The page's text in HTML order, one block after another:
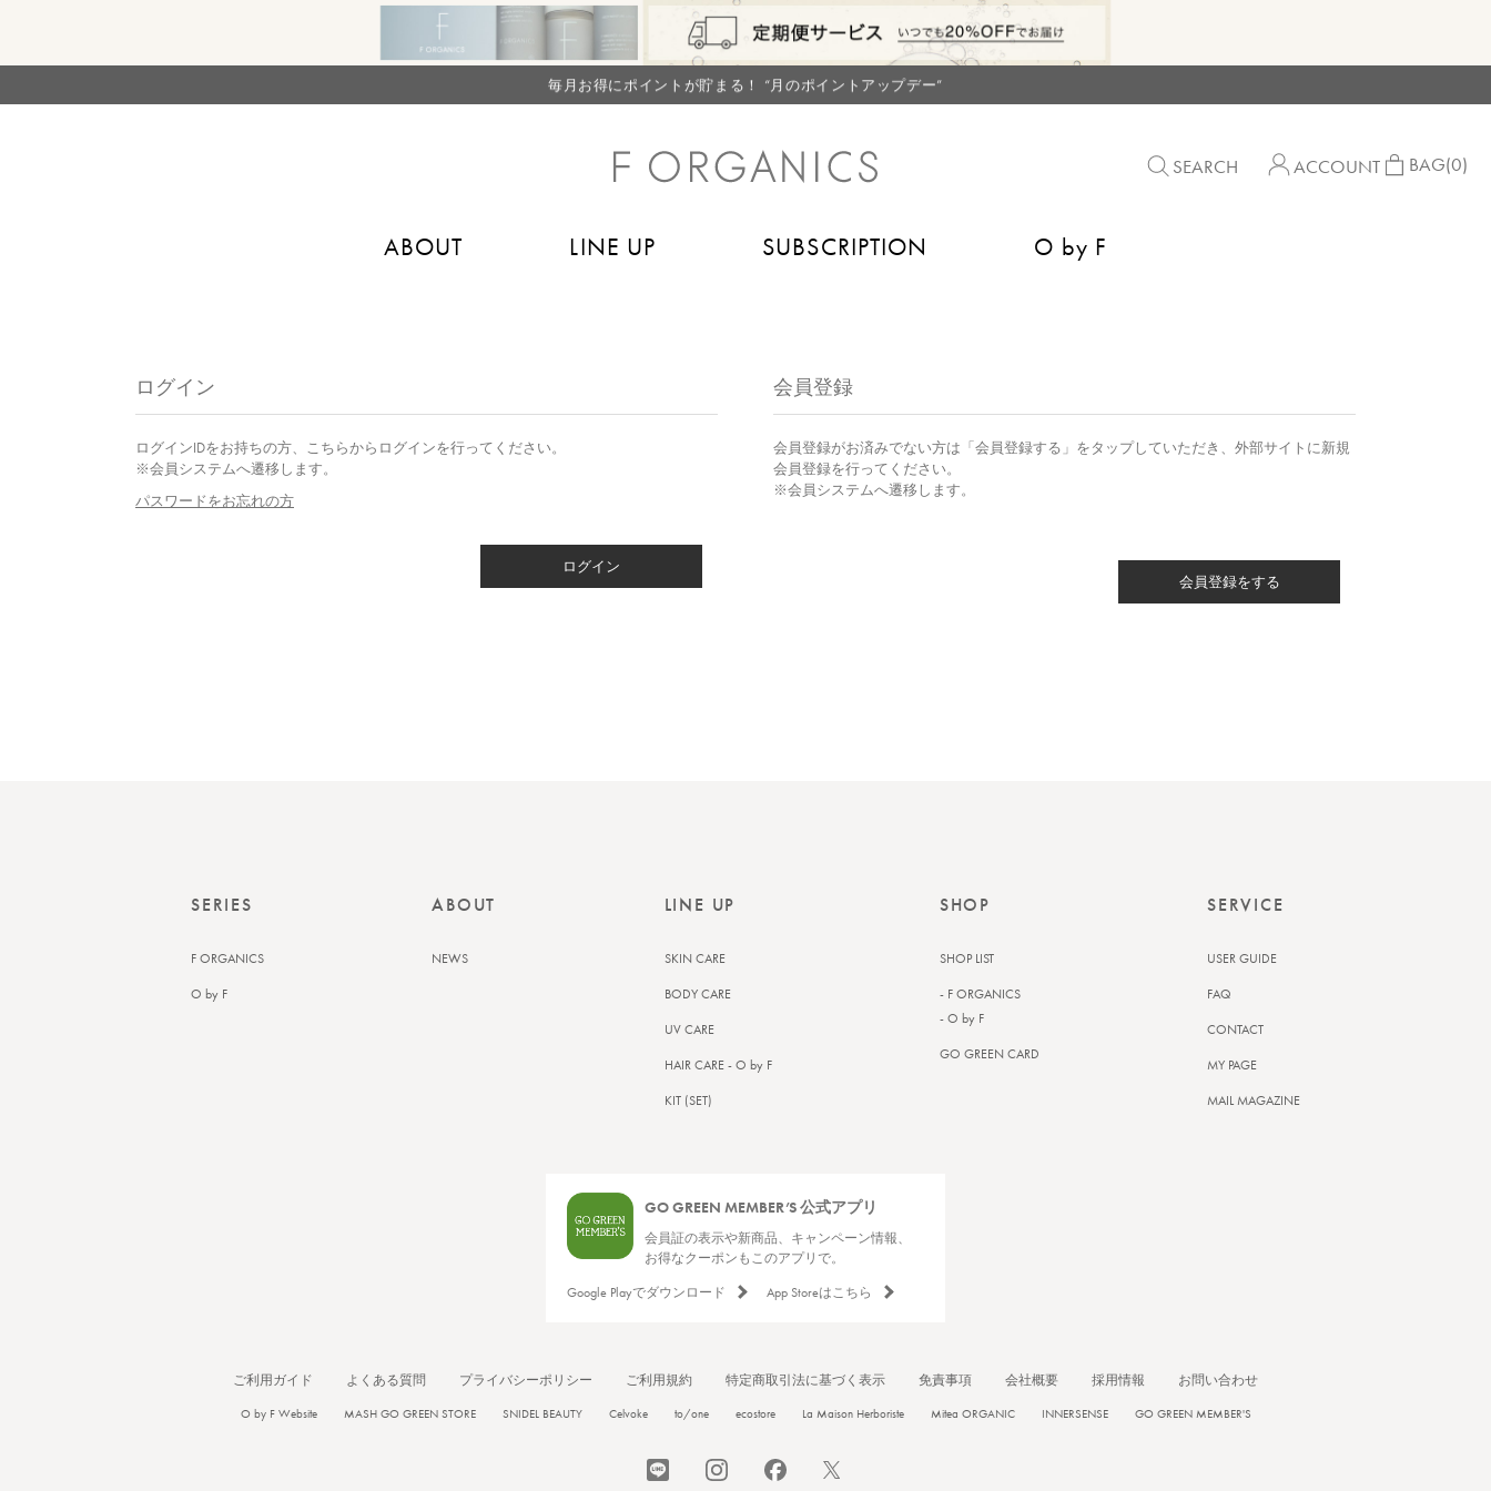
【重要】F ORGANICS Websiteの統合に関するお知らせ
【重要】お盆期間中のお問い合わせと商品配送に関しまして
毎月お得にポイントが貯まる！ “月のポイントアップデー”
【重要】F ORGANICS Websiteの統合に関するお知らせ
毎月お得にポイントが貯まる！ “月のポイントアップデー”
SEARCH ACCOUNT BAG(0)
ABOUT LINE UP SUBSCRIPTION O by F
ログイン
ログインIDをお持ちの方、こちらからログインを行ってください。
※会員システムへ遷移します。
パスワードをお忘れの方
ログイン
会員登録
会員登録がお済みでない方は「会員登録する」をタップしていただき、外部サイトに新規
会員登録を行ってください。
※会員システムへ遷移します。
会員登録をする
SERIES
F ORGANICS
O by F
ABOUT
NEWS
LINE UP
SKIN CARE
BODY CARE
UV CARE
HAIR CARE - O by F
KIT (SET)
SHOP
SHOP LIST
- F ORGANICS
- O by F
GO GREEN CARD
SERVICE
USER GUIDE
FAQ
CONTACT
MY PAGE
MAIL MAGAZINE
GO GREEN MEMBER’S 公式アプリ
会員証の表示や新商品、キャンペーン情報、
お得なクーポンもこのアプリで。
Google Playでダウンロード
App Storeはこちら
ご利用ガイド よくある質問 プライバシーポリシー ご利用規約 特定商取引法に基づく表示 免責事項 会社概要 採用情報 お問い合わせ
O by F Website MASH GO GREEN STORE SNIDEL BEAUTY Celvoke to/one ecostore La Maison Herboriste Mitea ORGANIC INNERSENSE GO GREEN MEMBER'S